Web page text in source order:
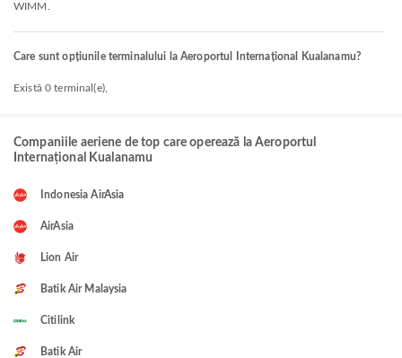
WIMM.
Care sunt opțiunile terminalului la Aeroportul Internațional Kualanamu?
Există 0 terminal(e),
Companiile aeriene de top care operează la Aeroportul
Internațional Kualanamu
Indonesia AirAsia
AirAsia
Lion Air
Batik Air Malaysia
Citilink
Batik Air